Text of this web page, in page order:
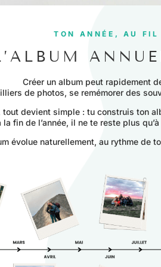
TON ANNÉE, AU FIL
Créer un album peut rapidement
de photos, se remémorer des
tout devient simple : tu construis ton
la fin de l’année, il ne te reste plus
évolue naturellement, au rythme de